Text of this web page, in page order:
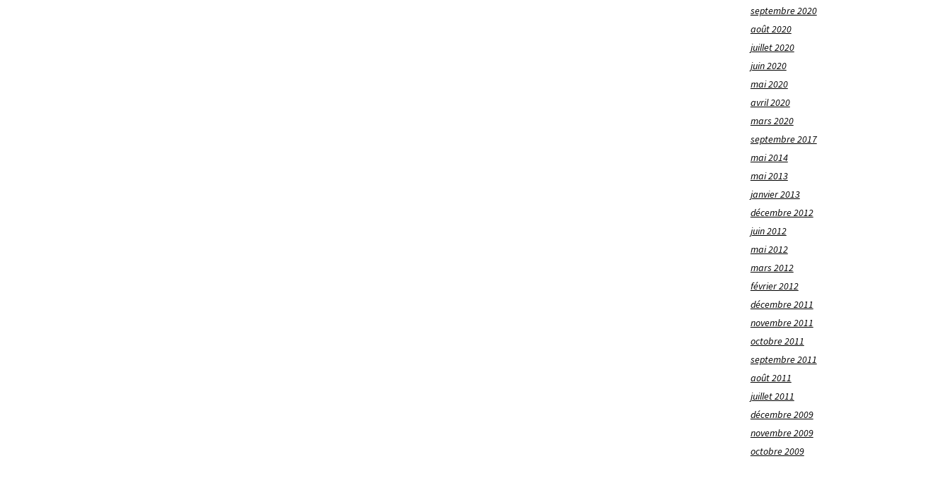
septembre 2020
août 2020
juillet 2020
juin 2020
mai 2020
avril 2020
mars 2020
septembre 2017
mai 2014
mai 2013
janvier 2013
décembre 2012
juin 2012
mai 2012
mars 2012
février 2012
décembre 2011
novembre 2011
octobre 2011
septembre 2011
août 2011
juillet 2011
décembre 2009
novembre 2009
octobre 2009